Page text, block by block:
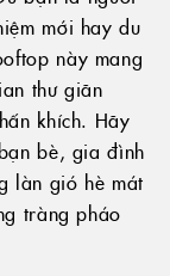
mới hay du
này mang
thư giãn
khích. Hãy
bè, gia đình
làn gió hè mát
tràng pháo